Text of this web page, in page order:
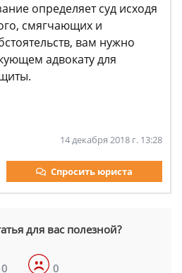
определяет суд исходя
смягчающих и
вам нужно
адвокату для
14 декабря 2018 г. 13:28
Спросить юриста
для вас полезной?
0 0